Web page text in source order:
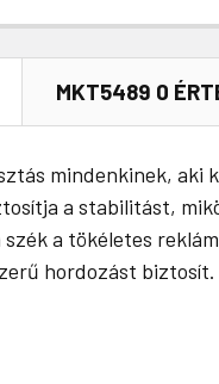
MKT5489 0
mindenkinek,
a stabilitást,
a tökéletes
hordozást biztosít.